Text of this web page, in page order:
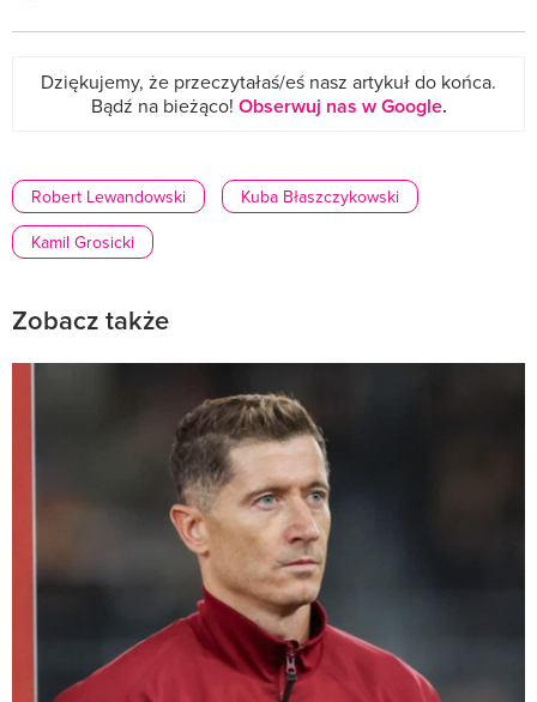
Dziękujemy, że przeczytałaś/eś nasz artykuł do końca.
Bądź na bieżąco! Obserwuj nas w Google.
Robert Lewandowski
Kuba Błaszczykowski
Kamil Grosicki
Zobacz także